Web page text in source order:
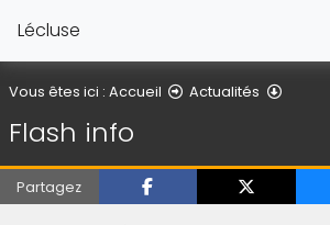
Lécluse
Vous êtes ici : Accueil Actualités
Flash info
Partagez